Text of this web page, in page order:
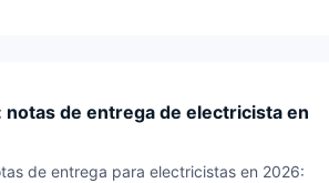
notas de entrega de electricista en
de entrega para electricistas en 2026: